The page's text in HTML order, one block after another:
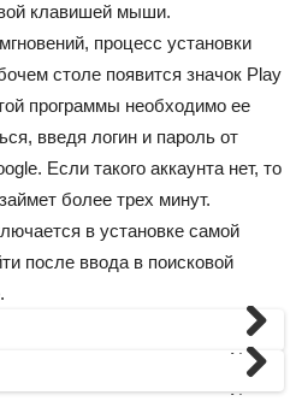
клавишей мыши.
процесс установки
столе появится значок Play
программы необходимо ее
введя логин и пароль от
Если такого аккаунта нет, то
более трех минут.
в установке самой
после ввода в поисковой
Next
Next